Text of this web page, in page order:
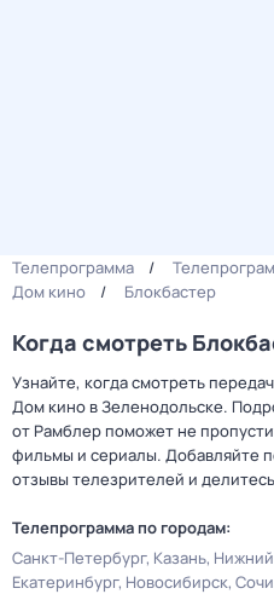
Телепрограмма
Дом кино
Блокбастер
Когда смотреть
Узнайте, когда смотреть
Дом кино в Зеленодольске.
от Рамблер поможет не
фильмы и сериалы. Добавляйте
отзывы телезрителей и
Телепрограмма по городам:
Санкт-Петербург Казань
Екатеринбург Новосибирск Сочи